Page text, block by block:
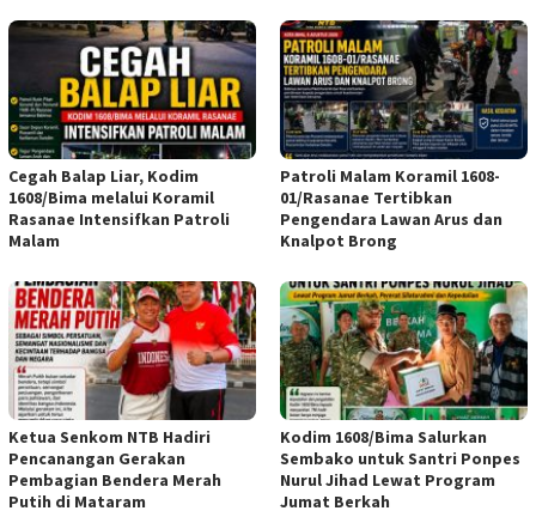
Cegah Balap Liar, Kodim
1608/Bima melalui Koramil
Rasanae Intensifkan Patroli
Malam
Patroli Malam Koramil 1608-
01/Rasanae Tertibkan
Pengendara Lawan Arus dan
Knalpot Brong
Ketua Senkom NTB Hadiri
Pencanangan Gerakan
Pembagian Bendera Merah
Putih di Mataram
Kodim 1608/Bima Salurkan
Sembako untuk Santri Ponpes
Nurul Jihad Lewat Program
Jumat Berkah